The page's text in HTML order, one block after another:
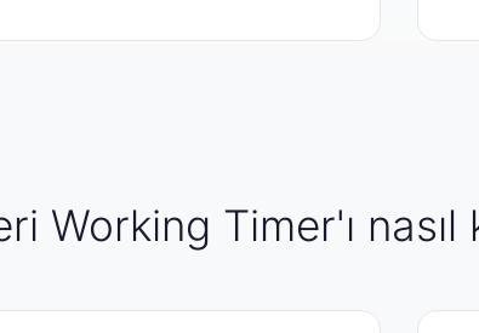
Working Timer'ı nasıl